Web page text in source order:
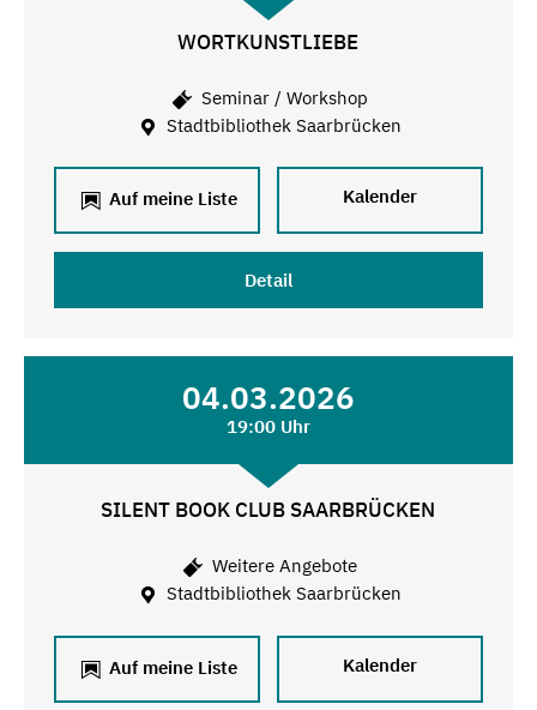
WORTKUNSTLIEBE
Seminar / Workshop
Stadtbibliothek Saarbrücken
Auf meine Liste Kalender
Detail
04.03.2026
19:00 Uhr
SILENT BOOK CLUB SAARBRÜCKEN
Weitere Angebote
Stadtbibliothek Saarbrücken
Auf meine Liste Kalender